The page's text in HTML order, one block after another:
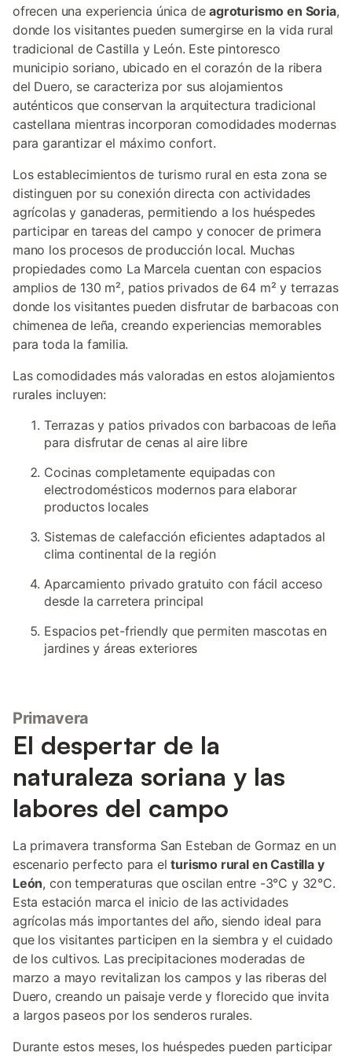
ofrecen una experiencia única deagroturismo en Soria,
donde los visitantes pueden sumergirse en la vida rural
tradicional de Castilla y León. Este pintoresco
municipio soriano, ubicado en el corazón de la ribera
del Duero, se caracteriza por sus alojamientos
auténticos que conservan la arquitectura tradicional
castellana mientras incorporan comodidades modernas
para garantizar el máximo confort.
Los establecimientos de turismo rural en esta zona se
distinguen por su conexión directa con actividades
agrícolas y ganaderas, permitiendo a los huéspedes
participar en tareas del campo y conocer de primera
mano los procesos de producción local. Muchas
propiedades como La Marcela cuentan con espacios
amplios de 130 m², patios privados de 64 m² y terrazas
donde los visitantes pueden disfrutar de barbacoas con
chimenea de leña, creando experiencias memorables
para toda la familia.
Las comodidades más valoradas en estos alojamientos
rurales incluyen:
Terrazas y patios privados con barbacoas de leña
para disfrutar de cenas al aire libre
Cocinas completamente equipadas con
electrodomésticos modernos para elaborar
productos locales
Sistemas de calefacción eficientes adaptados al
clima continental de la región
Aparcamiento privado gratuito con fácil acceso
desde la carretera principal
Espacios pet-friendly que permiten mascotas en
jardines y áreas exteriores
Primavera
El despertar de la
naturaleza soriana y las
labores del campo
La primavera transforma San Esteban de Gormaz en un
escenario perfecto para elturismo rural en Castilla y
León, con temperaturas que oscilan entre -3°C y 32°C.
Esta estación marca el inicio de las actividades
agrícolas más importantes del año, siendo ideal para
que los visitantes participen en la siembra y el cuidado
de los cultivos. Las precipitaciones moderadas de
marzo a mayo revitalizan los campos y las riberas del
Duero, creando un paisaje verde y florecido que invita
a largos paseos por los senderos rurales.
Durante estos meses, los huéspedes pueden participar